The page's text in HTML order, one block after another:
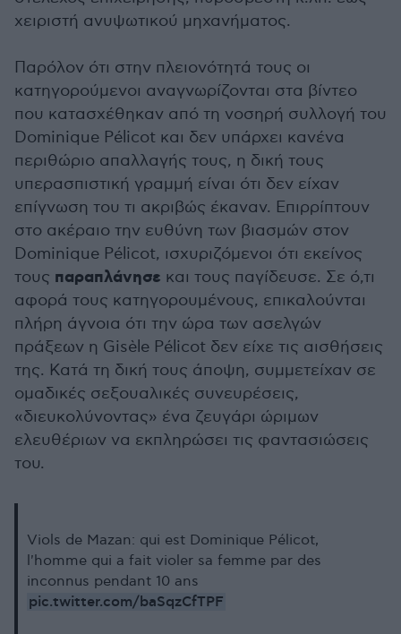
χειριστή ανυψωτικού μηχανήματος.
Παρόλον ότι στην πλειονότητά τους οι
κατηγορούμενοι αναγνωρίζονται στα βίντεο
που κατασχέθηκαν από τη νοσηρή συλλογή του
Dominique Pélicot και δεν υπάρχει κανένα
περιθώριο απαλλαγής τους, η δική τους
υπερασπιστική γραμμή είναι ότι δεν είχαν
επίγνωση του τι ακριβώς έκαναν. Επιρρίπτουν
στο ακέραιο την ευθύνη των βιασμών στον
Dominique Pélicot, ισχυριζόμενοι ότι εκείνος
τους παραπλάνησε και τους παγίδευσε. Σε ό,τι
αφορά τους κατηγορουμένους, επικαλούνται
πλήρη άγνοια ότι την ώρα των ασελγών
πράξεων η Gisèle Pélicot δεν είχε τις αισθήσεις
της. Κατά τη δική τους άποψη, συμμετείχαν σε
ομαδικές σεξουαλικές συνευρέσεις,
«διευκολύνοντας» ένα ζευγάρι ώριμων
ελευθέριων να εκπληρώσει τις φαντασιώσεις
του.
Viols de Mazan: qui est Dominique Pélicot,
l'homme qui a fait violer sa femme par des
inconnus pendant 10 ans
pic.twitter.com/baSqzCfTPF